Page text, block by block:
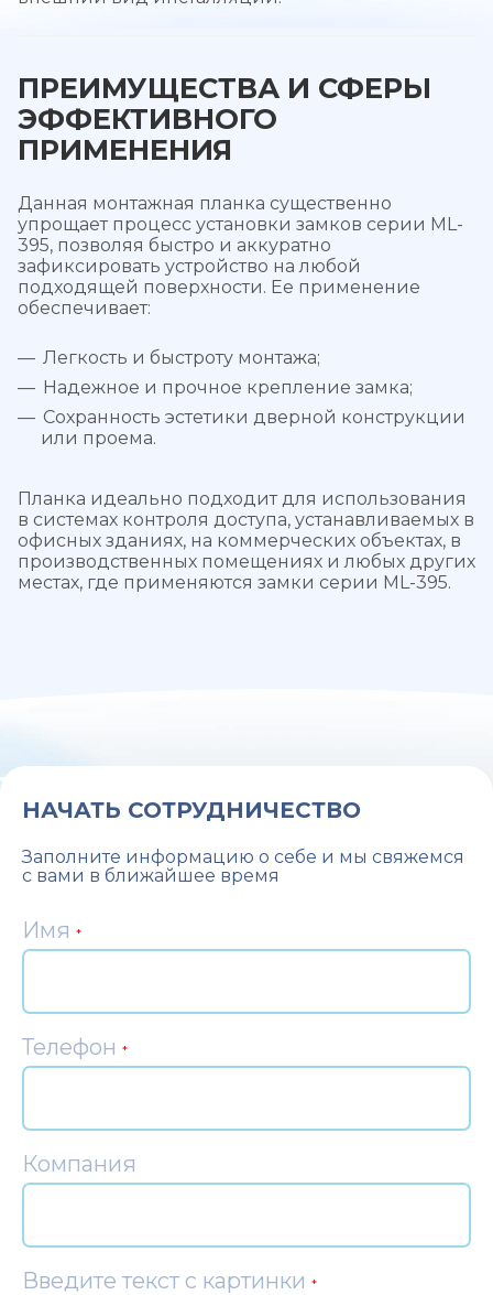
ПРЕИМУЩЕСТВА И СФЕРЫ
ЭФФЕКТИВНОГО
ПРИМЕНЕНИЯ
Данная монтажная планка существенно
упрощает процесс установки замков серии ML-
395, позволяя быстро и аккуратно
зафиксировать устройство на любой
подходящей поверхности. Ее применение
обеспечивает:
Легкость и быстроту монтажа;
Надежное и прочное крепление замка;
Сохранность эстетики дверной конструкции
или проема.
Планка идеально подходит для использования
в системах контроля доступа, устанавливаемых в
офисных зданиях, на коммерческих объектах, в
производственных помещениях и любых других
местах, где применяются замки серии ML-395.
НАЧАТЬ СОТРУДНИЧЕСТВО
Заполните информацию о себе и мы свяжемся
с вами в ближайшее время
Имя *
Телефон *
Компания
Введите текст с картинки *